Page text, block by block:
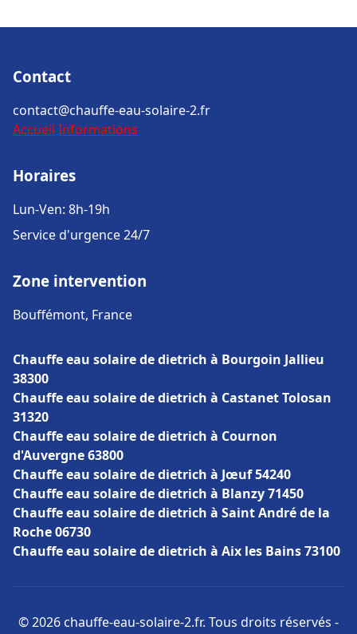
Contact
contact@chauffe-eau-solaire-2.fr
Accueil Informations
Horaires
Lun-Ven: 8h-19h
Service d'urgence 24/7
Zone intervention
Bouffémont, France
Chauffe eau solaire de dietrich à Bourgoin Jallieu
38300
Chauffe eau solaire de dietrich à Castanet Tolosan
31320
Chauffe eau solaire de dietrich à Cournon
d'Auvergne 63800
Chauffe eau solaire de dietrich à Jœuf 54240
Chauffe eau solaire de dietrich à Blanzy 71450
Chauffe eau solaire de dietrich à Saint André de la
Roche 06730
Chauffe eau solaire de dietrich à Aix les Bains 73100
© 2026 chauffe-eau-solaire-2.fr. Tous droits réservés -